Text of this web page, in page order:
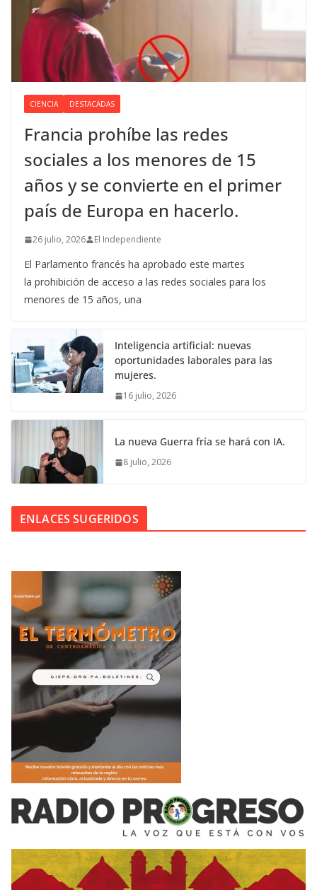
CIENCIA DESTACADAS
Francia prohíbe las redes
sociales a los menores de 15
años y se convierte en el primer
país de Europa en hacerlo.
26 julio, 2026 El Independiente
El Parlamento francés ha aprobado este martes
la prohibición de acceso a las redes sociales para los
menores de 15 años, una
Inteligencia artificial: nuevas
oportunidades laborales para las
mujeres.
16 julio, 2026
La nueva Guerra fría se hará con IA.
8 julio, 2026
ENLACES SUGERIDOS